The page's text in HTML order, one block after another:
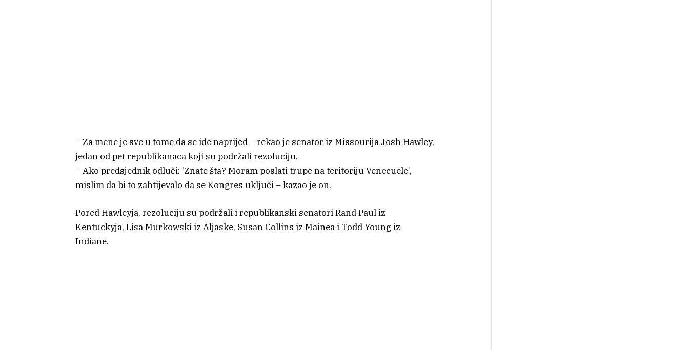
– Za mene je sve u tome da se ide naprijed – rekao je senator iz Missourija Josh Hawley,
jedan od pet republikanaca koji su podržali rezoluciju.
– Ako predsjednik odluči: ‘Znate šta? Moram poslati trupe na teritoriju Venecuele’,
mislim da bi to zahtijevalo da se Kongres uključi – kazao je on.
Pored Hawleyja, rezoluciju su podržali i republikanski senatori Rand Paul iz
Kentuckyja, Lisa Murkowski iz Aljaske, Susan Collins iz Mainea i Todd Young iz
Indiane.